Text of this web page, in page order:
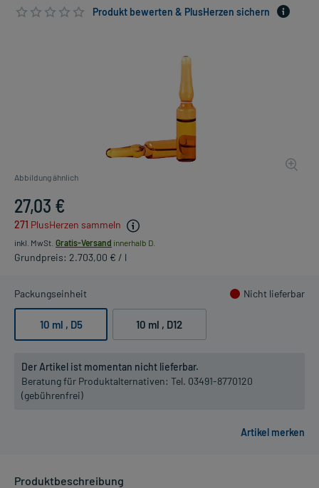
Produkt bewerten & PlusHerzen sichern
Abbildung ähnlich
27,03 €
271 PlusHerzen sammeln
inkl. MwSt. Gratis-Versand innerhalb D.
Grundpreis: 2.703,00 € / l
Packungseinheit Nicht lieferbar
10 ml , D5 10 ml , D12
Der Artikel ist momentan nicht lieferbar.
Beratung für Produktalternativen: Tel. 03491-8770120
(gebührenfrei)
Produktbeschreibung